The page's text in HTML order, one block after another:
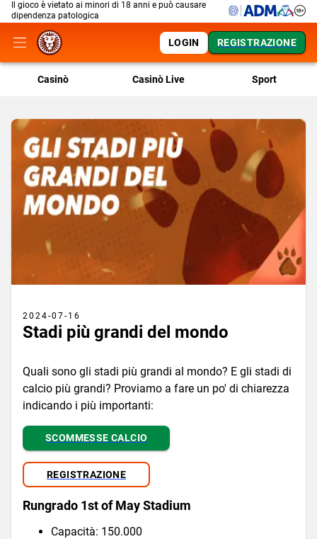
Il gioco è vietato ai minori di 18 anni e può causare
dipendenza patologica
LOGIN REGISTRAZIONE
Casinò Casinò Live Sport
2024-07-16
Stadi più grandi del mondo
Quali sono gli stadi più grandi al mondo? E gli stadi di
calcio più grandi? Proviamo a fare un po' di chiarezza
indicando i più importanti:
SCOMMESSE CALCIO
REGISTRAZIONE
Rungrado 1st of May Stadium
Capacità: 150.000